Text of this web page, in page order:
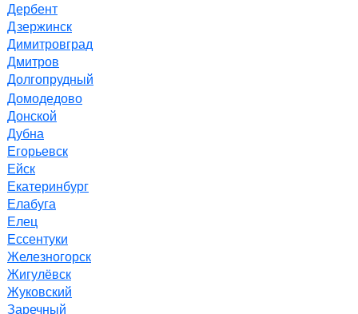
Дербент
Дзержинск
Димитровград
Дмитров
Долгопрудный
Домодедово
Донской
Дубна
Егорьевск
Ейск
Екатеринбург
Елабуга
Елец
Ессентуки
Железногорск
Жигулёвск
Жуковский
Заречный